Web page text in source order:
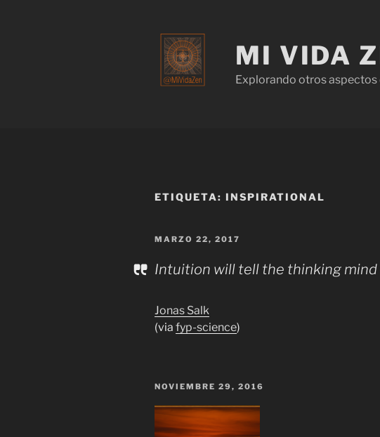
MI VIDA
Explorando otros aspectos
ETIQUETA: INSPIRATIONAL
MARZO 22, 2017
Intuition will tell the thinking mind
Jonas Salk
(via fyp-science)
NOVIEMBRE 29, 2016